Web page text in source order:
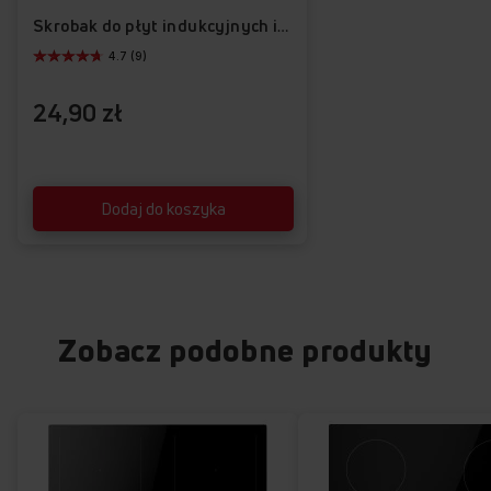
program temperaturowy dotykając jeden sensor i zbieraj
gratulacje od swoich najbliższych za dania, które zawsze
wychodzą i robą wrażenie.
24,90 zł
Skrobak do płyt indukcyjnych i ceramicznych APHB1001
Dodaj do koszyka
4.7 (9)
Zobacz podobne produkty